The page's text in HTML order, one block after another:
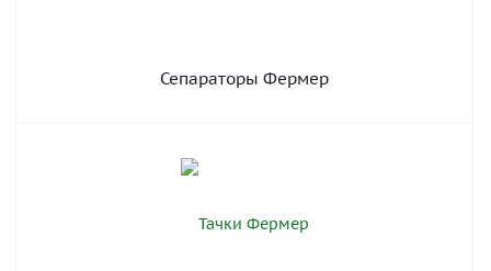
Сепараторы Фермер